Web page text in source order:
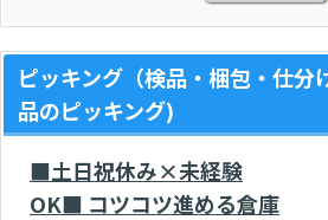
ピッキング（検品・梱包・仕分
品のピッキング)
■土日祝休み×未経験
OK■ コツコツ進める倉庫